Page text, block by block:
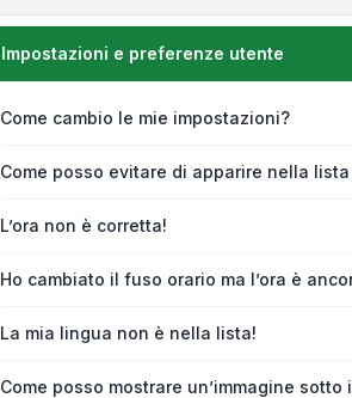
Impostazioni e preferenze utente
Come cambio le mie impostazioni?
Come posso evitare di apparire nella
L’ora non è corretta!
Ho cambiato il fuso orario ma l’ora è
La mia lingua non è nella lista!
Come posso mostrare un’immagine